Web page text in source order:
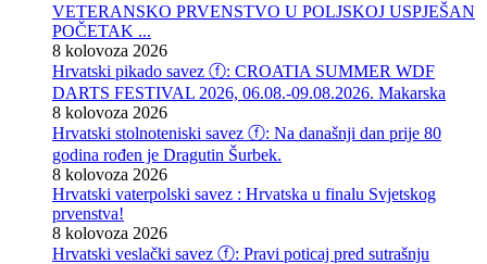
VETERANSKO PRVENSTVO U POLJSKOJ USPJEŠAN
POČETAK ...
8 kolovoza 2026
Hrvatski pikado savez ⓕ: CROATIA SUMMER WDF
DARTS FESTIVAL 2026, 06.08.-09.08.2026. Makarska
8 kolovoza 2026
Hrvatski stolnoteniski savez ⓕ: Na današnji dan prije 80
godina rođen je Dragutin Šurbek.
8 kolovoza 2026
Hrvatski vaterpolski savez : Hrvatska u finalu Svjetskog
prvenstva!
8 kolovoza 2026
Hrvatski veslački savez ⓕ: Pravi poticaj pred sutrašnju